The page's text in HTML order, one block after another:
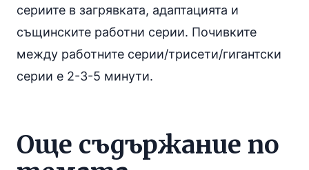
сериите в загрявката, адаптацията и
същинските работни серии. Почивките
между работните серии/трисети/гигантски
серии е 2-3-5 минути.
Още съдържание по